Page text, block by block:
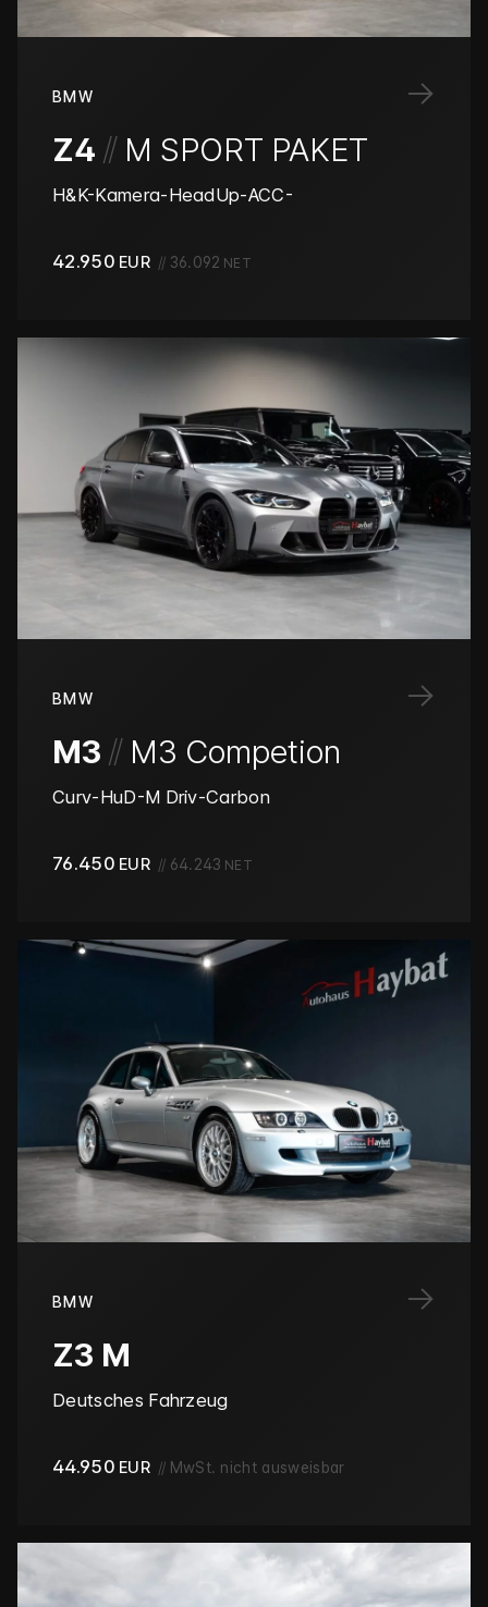
→
BMW
Z4 // M SPORT PAKET
H&K-Kamera-HeadUp-ACC-
42.950 EUR // 36.092 NET
→
BMW
M3 // M3 Competion
Curv-HuD-M Driv-Carbon
76.450 EUR // 64.243 NET
→
BMW
Z3 M
Deutsches Fahrzeug
44.950 EUR // MwSt. nicht ausweisbar